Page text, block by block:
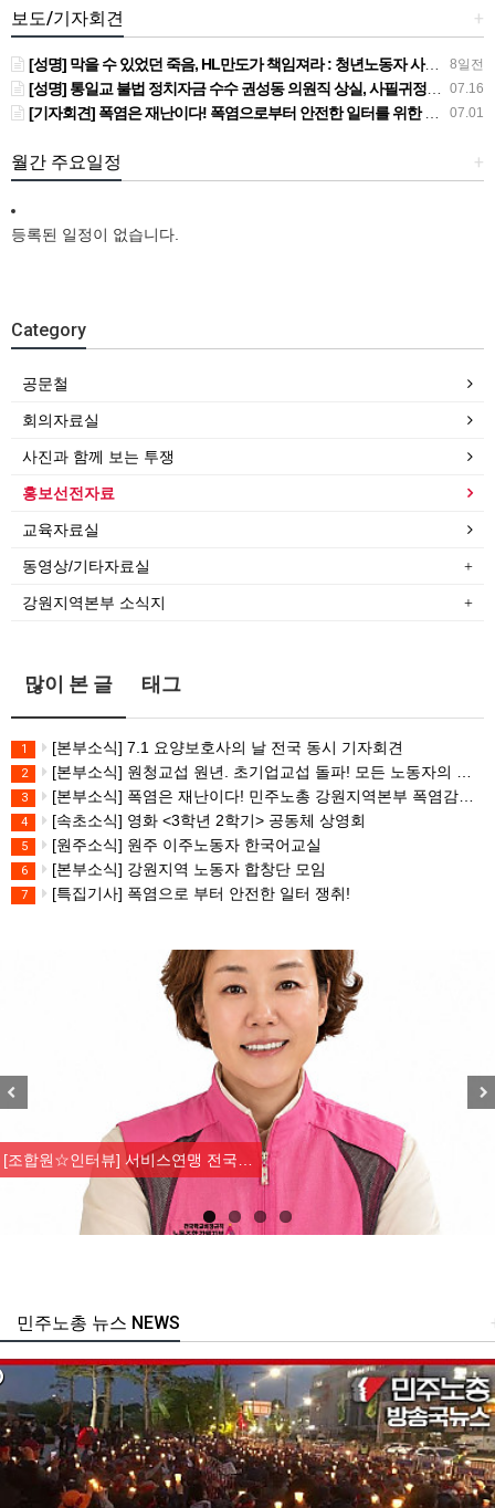
+
보도/기자회견
8일전
[성명] 막을 수 있었던 죽음, HL만도가 책임져라 : 청년노동자 사망사고의 철저한 진상규명과 재발방지 대책 마련하라
07.16
[성명] 통일교 불법 정치자금 수수 권성동 의원직 상실, 사필귀정이다
07.01
[기자회견] 폭염은 재난이다! 폭염으로부터 안전한 일터를 위한 민주노총 강원지역본부 폭염감시단 선포 기자회견
+
월간 주요일정
등록된 일정이 없습니다.
Category
공문철
회의자료실
사진과 함께 보는 투쟁
홍보선전자료
교육자료실
동영상/기타자료실
강원지역본부 소식지
많이 본 글 태그
1 [본부소식] 7.1 요양보호사의 날 전국 동시 기자회견
2 [본부소식] 원청교섭 원년. 초기업교섭 돌파! 모든 노동자의 노동기본권 쟁취! 민주노총 7.15 총파업대회
3 [본부소식] 폭염은 재난이다! 민주노총 강원지역본부 폭염감시단 선포 기자회견
4 [속초소식] 영화 <3학년 2학기> 공동체 상영회
5 [원주소식] 원주 이주노동자 한국어교실
6 [본부소식] 강원지역 노동자 합창단 모임
7 [특집기사] 폭염으로 부터 안전한 일터 쟁취!
[조합원☆인터뷰] 서비스연맹 전국…
주노총 뉴스 NEWS